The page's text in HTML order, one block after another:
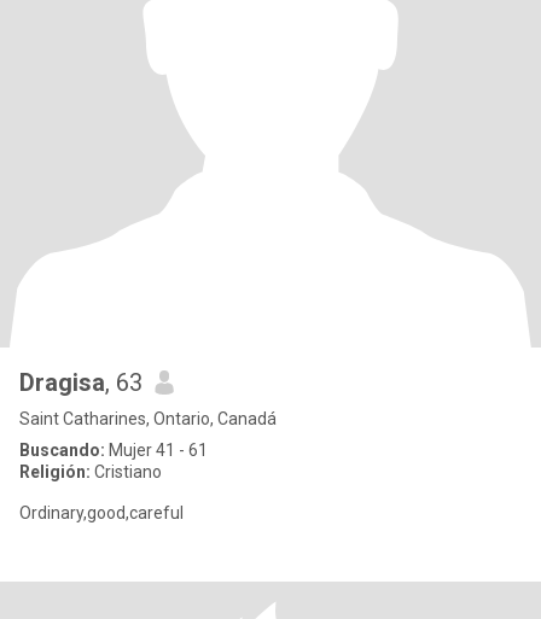
Dragisa, 63
Saint Catharines, Ontario, Canadá
Buscando: Mujer 41 - 61
Religión: Cristiano
Ordinary,good,careful